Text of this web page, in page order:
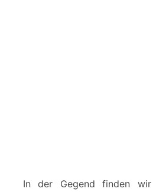
In der Gegend finden wir